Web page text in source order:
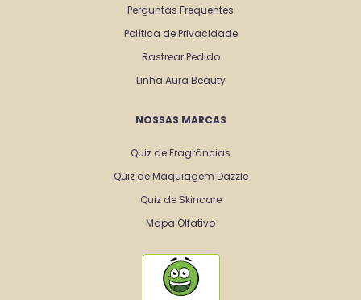
Perguntas Frequentes
Política de Privacidade
Rastrear Pedido
Linha Aura Beauty
NOSSAS MARCAS
Quiz de Fragrâncias
Quiz de Maquiagem Dazzle
Quiz de Skincare
Mapa Olfativo